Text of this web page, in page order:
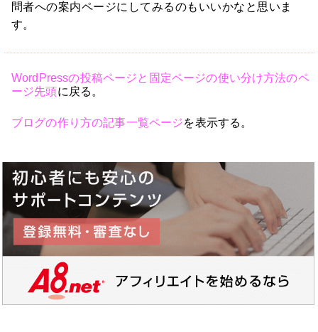
問者への案内ページにしてみるのもいいかなと思いま
す。
WordPressの投稿ページと固定ページの使い分け方法のペ
ージ先頭に戻る。
ブログの作り方の記事一覧ページを表示する。